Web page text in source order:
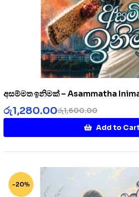
අසම්මත ඉනිමක් – Asammatha
රු1,600.00
රු1,280.00
Add to
-20%